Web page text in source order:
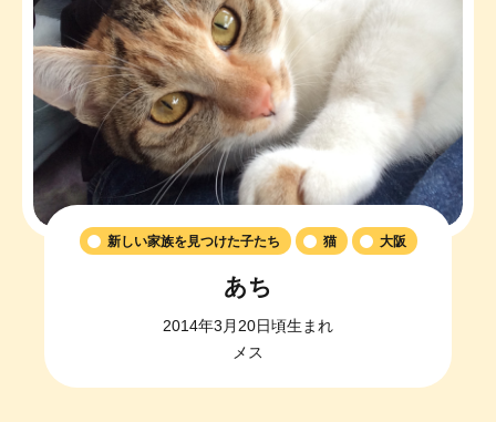
新しい家族を見つけた子たち 猫 大阪
あち
2014年3月20日頃生まれ
メス